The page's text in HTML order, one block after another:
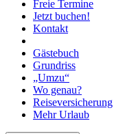
Freie Termine
Jetzt buchen!
Kontakt
Gästebuch
Grundriss
„Umzu“
Wo genau?
Reiseversicherung
Mehr Urlaub